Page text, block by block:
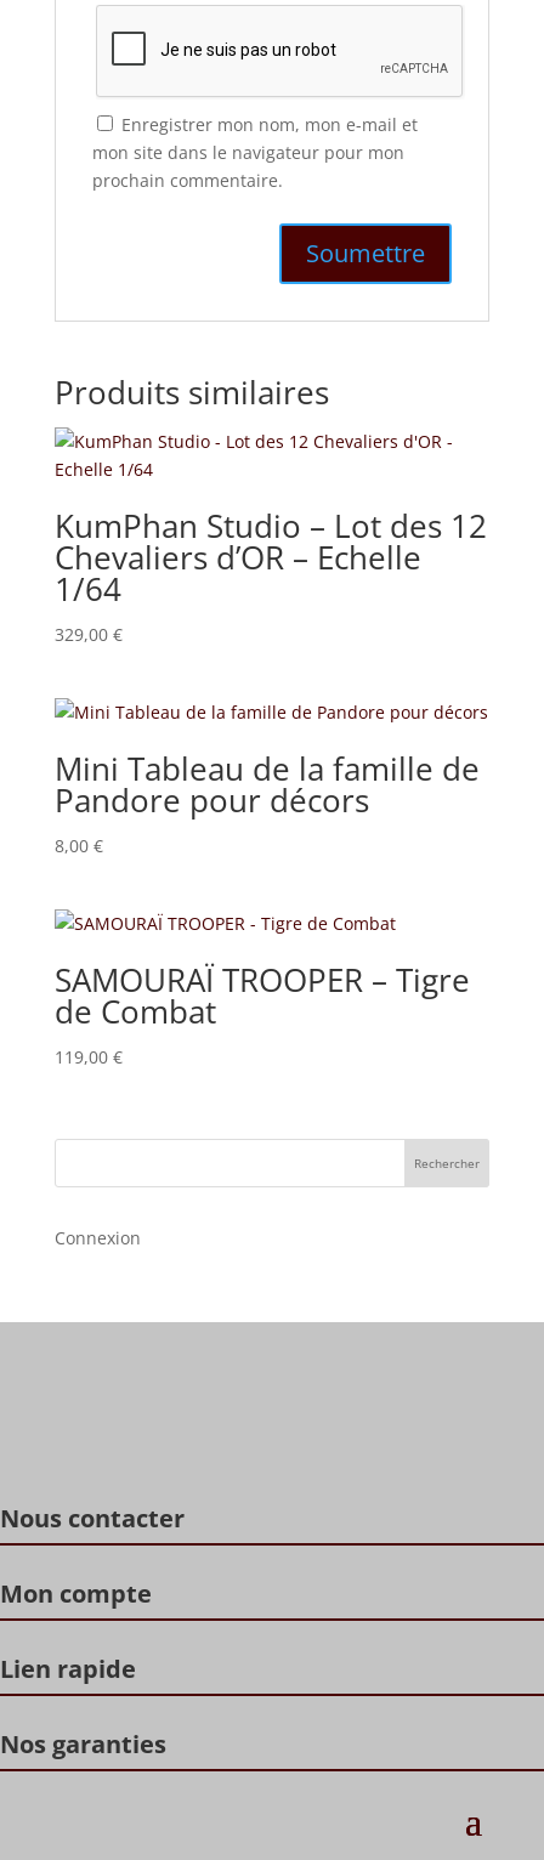
Enregistrer mon nom, mon e-mail et
mon site dans le navigateur pour mon
prochain commentaire.
Produits similaires
KumPhan Studio – Lot des 12
Chevaliers d’OR – Echelle
1/64
329,00 €
Mini Tableau de la famille de
Pandore pour décors
8,00 €
SAMOURAÏ TROOPER – Tigre
de Combat
119,00 €
Rechercher
Connexion
Nous contacter
Mon compte
Lien rapide
Nos garanties